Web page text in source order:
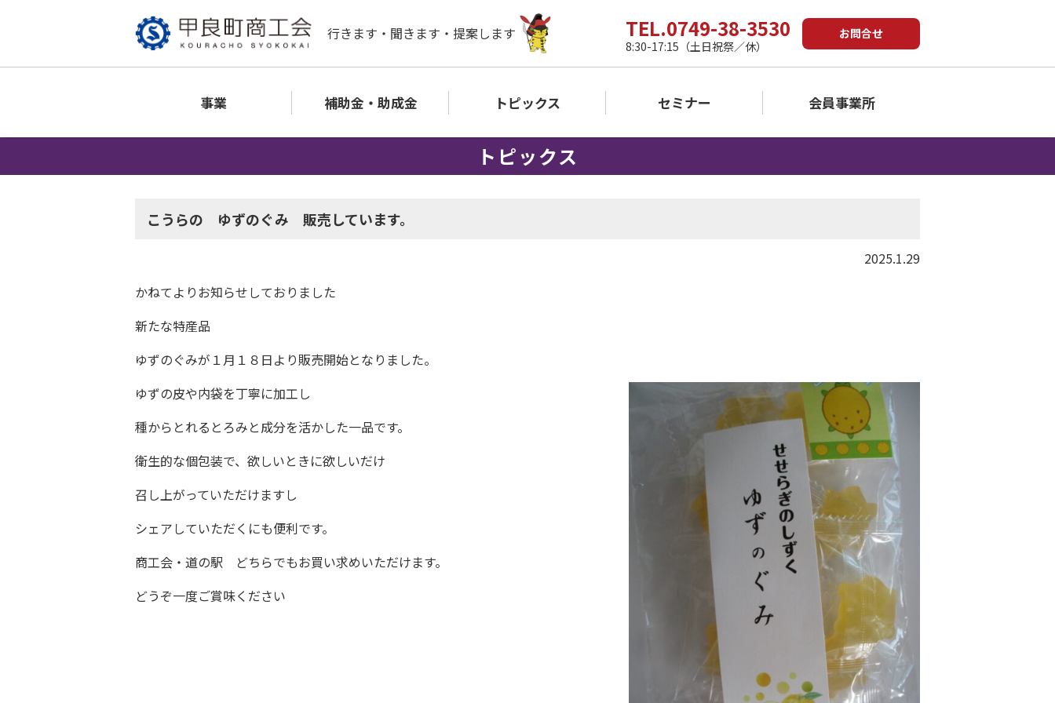
行きます・聞きます・提案します TEL.0749-38-3530
8:30-17:15（土日祝祭／休）
お問合せ
事業 補助金・助成金 トピックス セミナー 会員事業所
トピックス
こうらの ゆずのぐみ 販売しています。
2025.1.29
かねてよりお知らせしておりました
新たな特産品
ゆずのぐみが１月１８日より販売開始となりました。
ゆずの皮や内袋を丁寧に加工し
種からとれるとろみと成分を活かした一品です。
衛生的な個包装で、欲しいときに欲しいだけ
召し上がっていただけますし
シェアしていただくにも便利です。
商工会・道の駅 どちらでもお買い求めいただけます。
どうぞ一度ご賞味ください